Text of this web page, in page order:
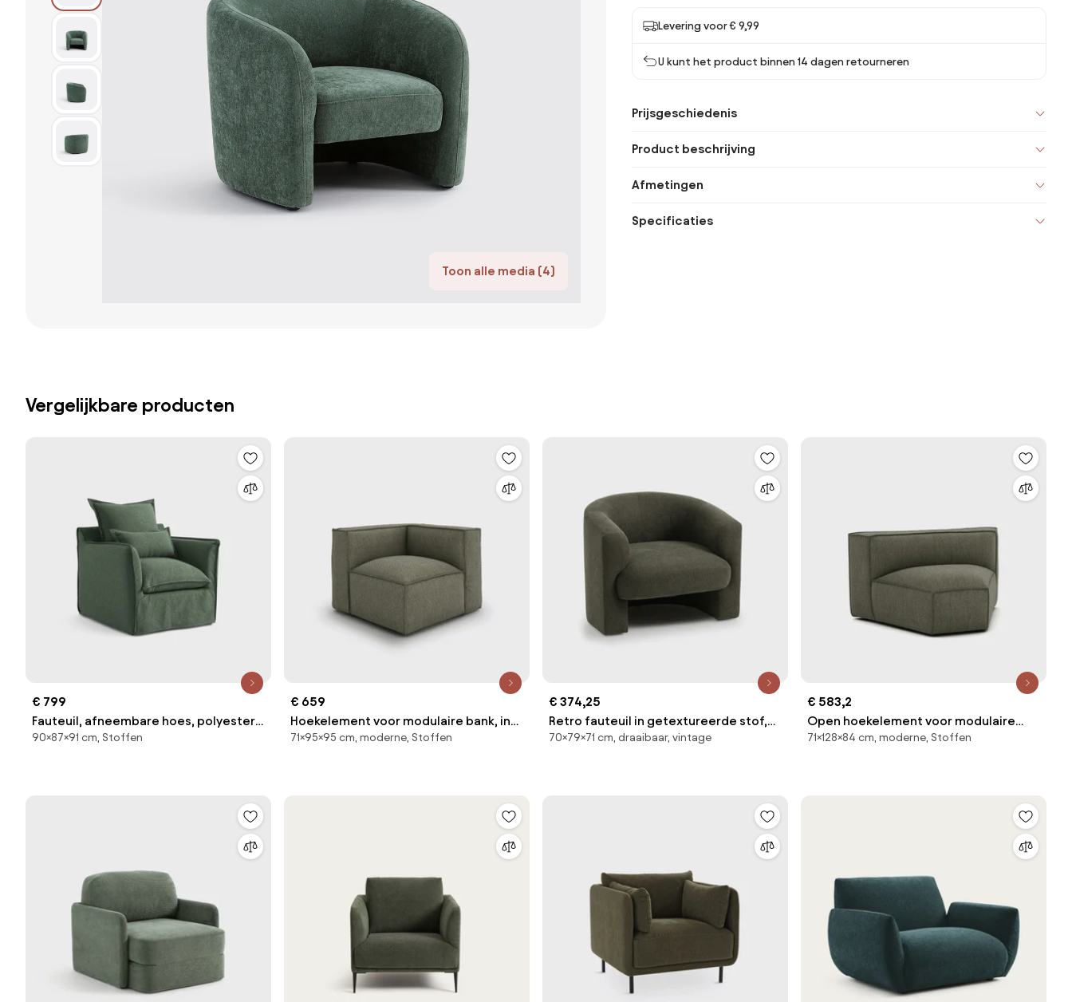
Toon alle media (4)
Levering voor € 9,99
U kunt het product binnen 14 dagen retourneren
Prijsgeschiedenis
Product beschrijving
Afmetingen
Specificaties
Vergelijkbare producten
€ 799
Fauteuil, afneembare hoes, polyester,
Odna
90×87×91 cm, Stoffen
€ 659
Hoekelement voor modulaire bank, in
structuurstof, Seven
71×95×95 cm, moderne, Stoffen
€ 374,25
Retro fauteuil in getextureerde stof,
Nolami
70×79×71 cm, draaibaar, vintage
€ 583,2
Open hoekelement voor modulaire
bank, in structuurstof, Seven
71×128×84 cm, moderne, Stoffen